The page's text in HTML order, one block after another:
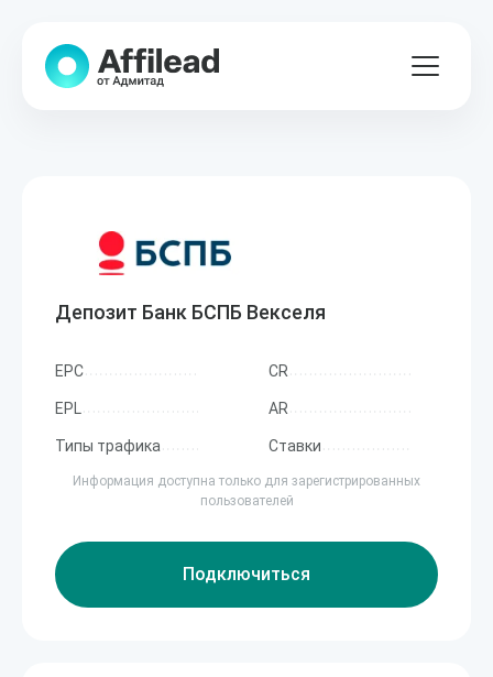
Депозит Банк БСПБ Векселя
EPC CR
EPL AR
Типы трафика Ставки
Информация доступна только для зарегистрированных
пользователей
Подключиться